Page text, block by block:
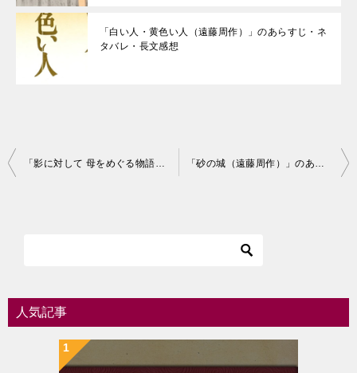
「白い人・黄色い人（遠藤周作）」のあらすじ・ネ
タバレ・長文感想
投
シ
「影に対して 母をめぐる物語（遠藤周作）」のあらすじ・ネタバレ・長文感想 「砂の城（遠藤周作）」のあらすじ・ネタバレ・長文感想
人気記事